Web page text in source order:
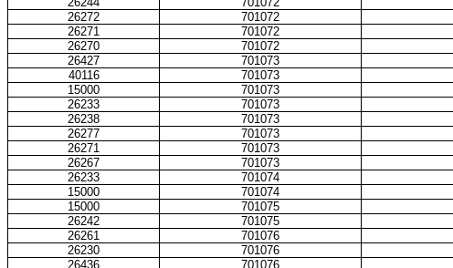
26272
701072
26271
701072
26270
701072
26427
701073
40116
701073
15000
701073
26233
701073
26238
701073
26277
701073
26271
701073
26267
701073
26233
701074
15000
701074
15000
701075
26242
701075
26261
701076
26230
701076
26436
701076